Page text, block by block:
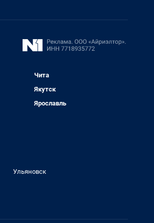
Чита
Якутск
Ярославль
Ульяновск